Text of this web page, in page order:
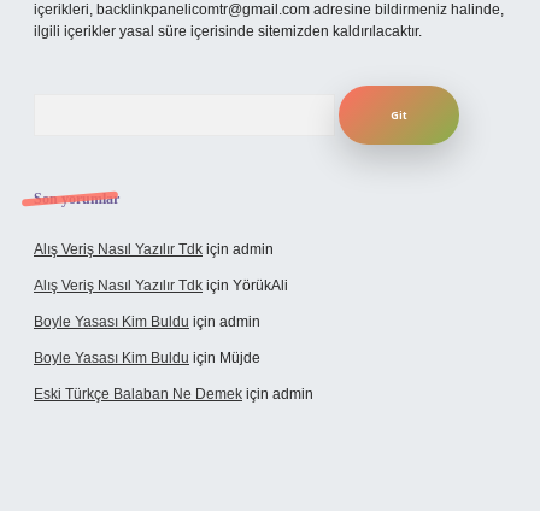
içerikleri, backlinkpanelicomtr@gmail.com adresine bildirmeniz halinde,
ilgili içerikler yasal süre içerisinde sitemizden kaldırılacaktır.
Son yorumlar
Alış Veriş Nasıl Yazılır Tdk için admin
Alış Veriş Nasıl Yazılır Tdk için YörükAli
Boyle Yasası Kim Buldu için admin
Boyle Yasası Kim Buldu için Müjde
Eski Türkçe Balaban Ne Demek için admin